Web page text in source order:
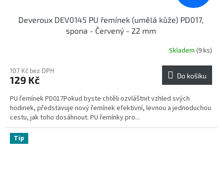
Deveroux DEV0145 PU řemínek (umělá kůže) PD017,
spona - Červený - 22 mm
Skladem (9 ks)
107 Kč bez DPH
129 Kč Do košíku
PU řemínek PD017Pokud byste chtěli ozvláštnit vzhled svých
hodinek, představuje nový řemínek efektivní, levnou a jednoduchou
cestu, jak toho dosáhnout. PU řemínky pro...
Tip